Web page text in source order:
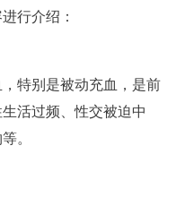
行介绍：
特别是被动充血，是前
活过频、性交被迫中
。